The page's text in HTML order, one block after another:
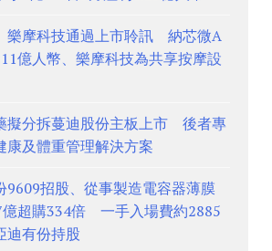
樂摩科技通過上市聆訊 納芯微A
億人幣、樂摩科技為共享按摩設
擬分拆蔓迪股份主板上市 後者專
康及體重管理解決方案
9609招股、從事製造電容器薄膜
億超購334倍 一手入場費約2885
迪有份持股